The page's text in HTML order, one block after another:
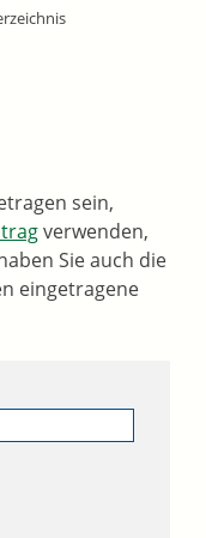
sein,
verwenden,
Sie auch die
eingetragene